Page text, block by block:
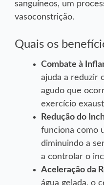
sanguíneos, um
vasoconstrição.
Quais os
Combate à
ajuda a reduzir
agudo que
exercício
Redução do
funciona como
diminuindo a
a controlar o
Aceleração da
água gelada, o